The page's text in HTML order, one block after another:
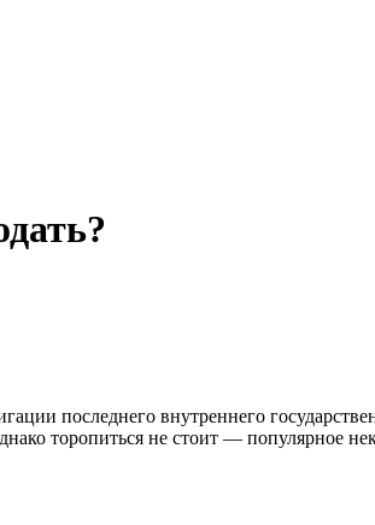
последнего внутреннего
торопиться не стоит — популярное